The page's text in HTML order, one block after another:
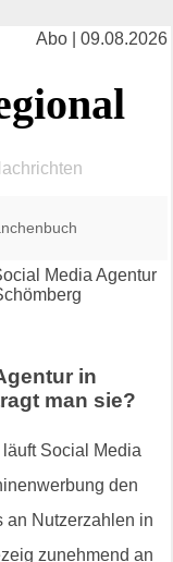
Abo | 09.08.2026
in
man sie?
Social Media
den
an Nutzerzahlen in
zunehmend an